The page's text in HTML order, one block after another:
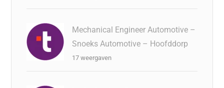
Mechanical Engineer Automotive –
Snoeks Automotive – Hoofddorp
17 weergaven